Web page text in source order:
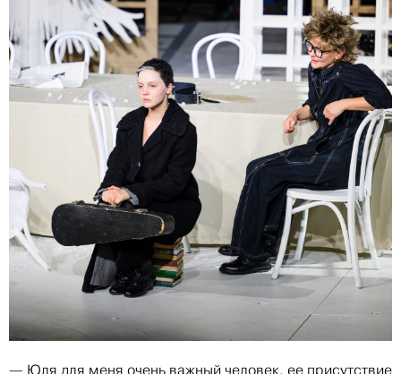
— Юля для меня очень важный человек, ее присутствие